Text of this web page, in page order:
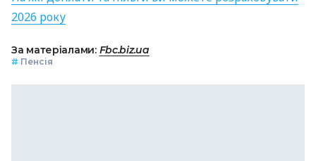
2026 року
За матеріалами: Fbc.biz.ua
# Пенсія